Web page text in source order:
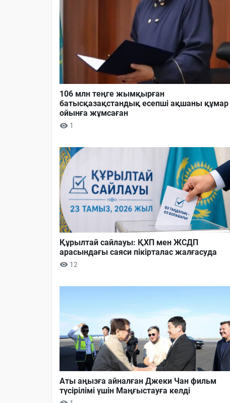
106 млн теңге жымқырған
батысқазақстандық есепші ақшаны құмар
ойынға жұмсаған
1
Құрылтай сайлауы: ҚХП мен ЖСДП
арасындағы саяси пікірталас жалғасуда
12
Аты аңызға айналған Джеки Чан фильм
түсірілімі үшін Маңғыстауға келді